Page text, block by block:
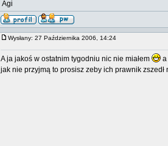
 Agi
Wysłany: 27 Października 2006, 14:24
A ja jakoś w ostatnim tygodniu nic nie miałem
a
jak nie przyjmą to prosisz zeby ich prawnik zszedł